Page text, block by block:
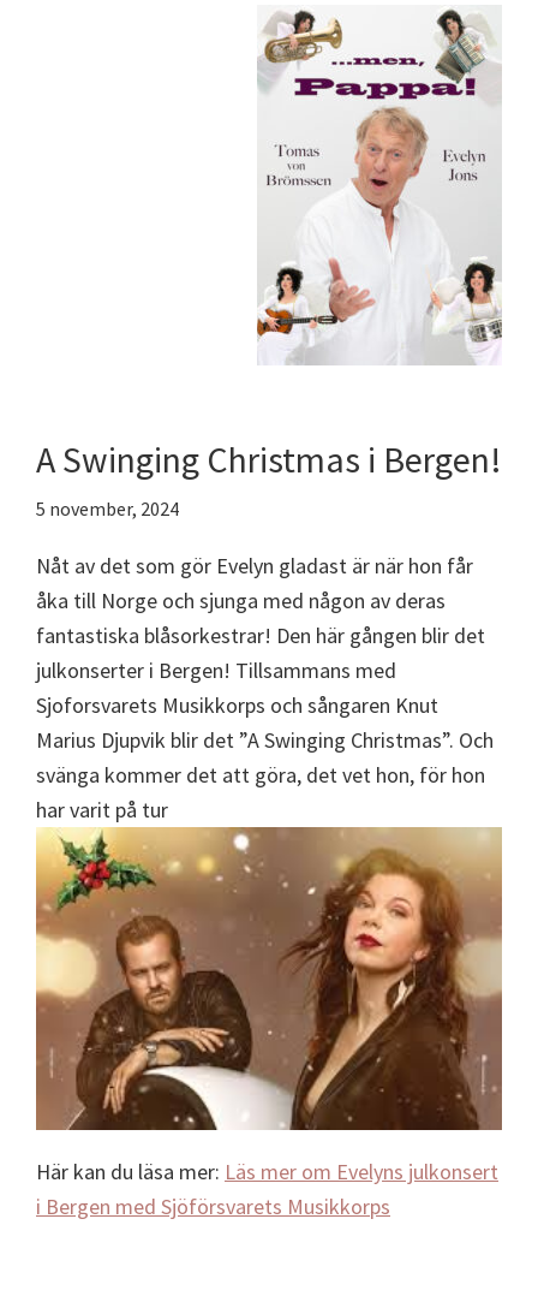
A Swinging Christmas i Bergen!
5 november, 2024
Nåt av det som gör Evelyn gladast är när hon får
åka till Norge och sjunga med någon av deras
fantastiska blåsorkestrar! Den här gången blir det
julkonserter i Bergen! Tillsammans med
Sjoforsvarets Musikkorps och sångaren Knut
Marius Djupvik blir det ”A Swinging Christmas”. Och
svänga kommer det att göra, det vet hon, för hon
har varit på tur
Här kan du läsa mer: Läs mer om Evelyns julkonsert
i Bergen med Sjöförsvarets Musikkorps